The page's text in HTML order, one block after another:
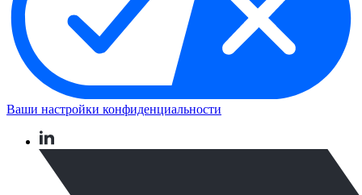
Ваши настройки конфиденциальности